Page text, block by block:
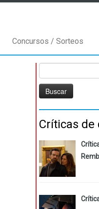
Concursos / Sorteos
Críticas de